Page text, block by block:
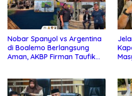
Nobar Spanyol vs Argentina
di Boalemo Berlangsung
Aman, AKBP Firman Taufik